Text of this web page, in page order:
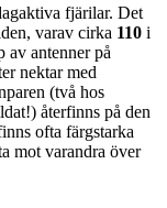
fjärilar. Det
varav cirka 110 i
av antenner på
nektar med
(två hos
återfinns på den
ofta färgstarka
mot varandra över